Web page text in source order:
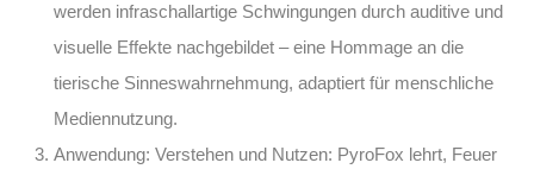
werden infraschallartige Schwingungen durch auditive und
visuelle Effekte nachgebildet – eine Hommage an die
tierische Sinneswahrnehmung, adaptiert für menschliche
Mediennutzung.
Anwendung: Verstehen und Nutzen: PyroFox lehrt, Feuer